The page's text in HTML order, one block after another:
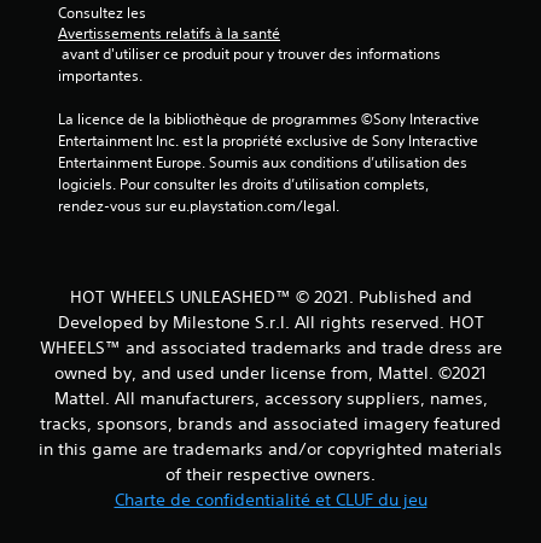
Consultez les
Avertissements relatifs à la santé
importantes.
La licence de la bibliothèque de programmes ©Sony Interactive
Entertainment Inc. est la propriété exclusive de Sony Interactive
Entertainment Europe. Soumis aux conditions d’utilisation des
logiciels. Pour consulter les droits d’utilisation complets,
rendez-vous sur eu.playstation.com/legal.
HOT WHEELS UNLEASHED™ © 2021. Published and
Developed by Milestone S.r.l. All rights reserved. HOT
WHEELS™ and associated trademarks and trade dress are
owned by, and used under license from, Mattel. ©2021
Mattel. All manufacturers, accessory suppliers, names,
tracks, sponsors, brands and associated imagery featured
in this game are trademarks and/or copyrighted materials
of their respective owners.
Charte de confidentialité et CLUF du jeu